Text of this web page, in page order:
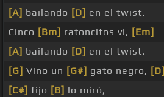
[A] bailando [D] en el twist.
Cinco [Bm] ratoncitos vi, [Em]
[A] bailando [D] en el twist.
[G] Vino un [G#] gato negro, [D]
[C#] fijo [B] lo miró,